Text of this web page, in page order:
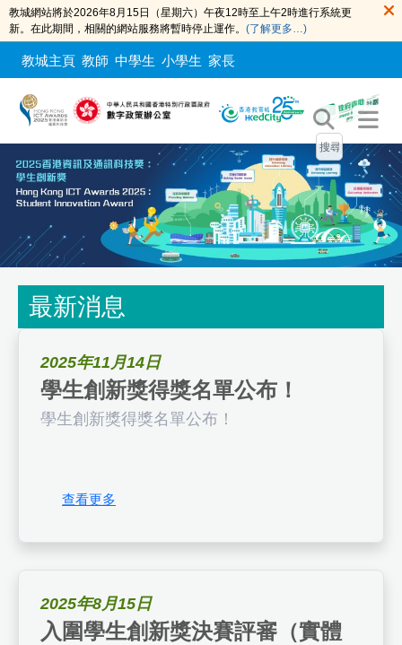
教城網站將於2026年8月15日（星期六）午夜12時至上午2時進行系統更
新。在此期間，相關的網站服務將暫時停止運作。 (了解更多…)
教城主頁 教師 中學生 小學生 家長
最新消息
2025年11月14日
學生創新獎得獎名單公布！
學生創新獎得獎名單公布！
查看更多
2025年8月15日
入圍學生創新獎決賽評審（實體